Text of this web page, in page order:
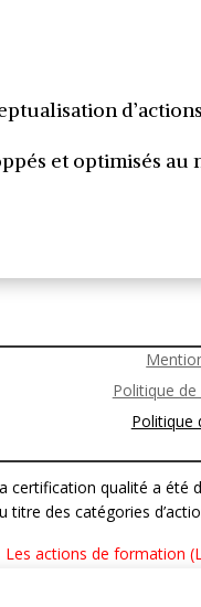
et optimisés au
Politique
Politique
certification qualité a été
titre des catégories
Les actions de formation